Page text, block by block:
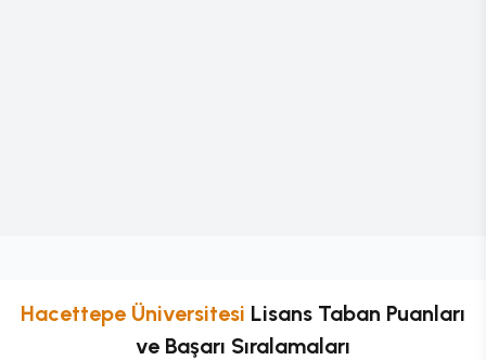
Hacettepe Üniversitesi Lisans Taban Puanları
ve Başarı Sıralamaları